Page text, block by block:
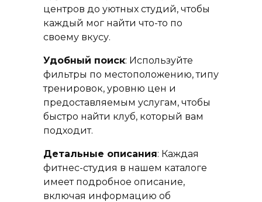
центров до уютных студий, чтобы
каждый мог найти что-то по
своему вкусу.
Удобный поиск: Используйте
фильтры по местоположению, типу
тренировок, уровню цен и
предоставляемым услугам, чтобы
быстро найти клуб, который вам
подходит.
Детальные описания: Каждая
фитнес-студия в нашем каталоге
имеет подробное описание,
включая информацию об